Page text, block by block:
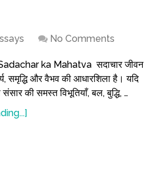
No Comments
Sadachar ka Mahatva सदाचार जीवन
समृद्धि और वैभव की आधारशिला है। यदि
की समस्त विभूतियाँ, बल, बुद्धि, …